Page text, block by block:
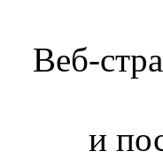
Веб-
и